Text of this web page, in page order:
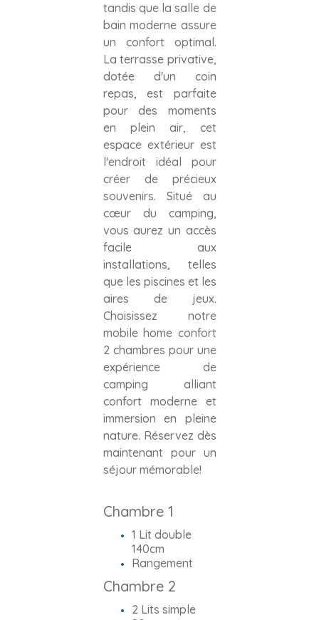
tandis que la salle de
bain moderne assure
un confort optimal.
La terrasse privative,
dotée d'un coin
repas, est parfaite
pour des moments
en plein air, cet
espace extérieur est
l'endroit idéal pour
créer de précieux
souvenirs. Situé au
cœur du camping,
vous aurez un accès
facile aux
installations, telles
que les piscines et les
aires de jeux.
Choisissez notre
mobile home confort
2 chambres pour une
expérience de
camping alliant
confort moderne et
immersion en pleine
nature. Réservez dès
maintenant pour un
séjour mémorable!
Chambre 1
1 Lit double
140cm
Rangement
Chambre 2
2 Lits simple